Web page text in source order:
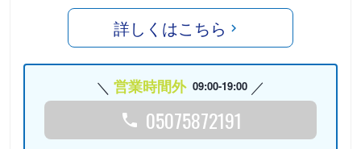
詳しくはこちら
営業時間外 09:00-19:00
05075872191